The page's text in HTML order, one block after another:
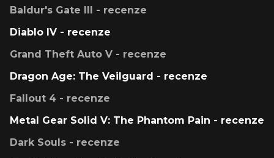
Baldur's Gate III - recenze
Diablo IV - recenze
Grand Theft Auto V - recenze
Dragon Age: The Veilguard - recenze
Fallout 4 - recenze
Metal Gear Solid V: The Phantom Pain - recenze
Dark Souls - recenze